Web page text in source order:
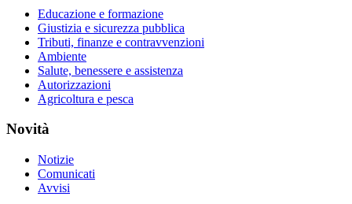
Educazione e formazione
Giustizia e sicurezza pubblica
Tributi, finanze e contravvenzioni
Ambiente
Salute, benessere e assistenza
Autorizzazioni
Agricoltura e pesca
Novità
Notizie
Comunicati
Avvisi